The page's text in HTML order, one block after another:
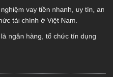
vay tiền nhanh, uy tín, an
tài chính ở Việt Nam.
ngân hàng, tổ chức tín dụng